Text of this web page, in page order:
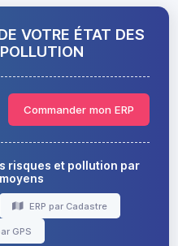
VOTRE ÉTAT DES
Commander mon ERP
risques et pollution par
ERP par Cadastre
GPS